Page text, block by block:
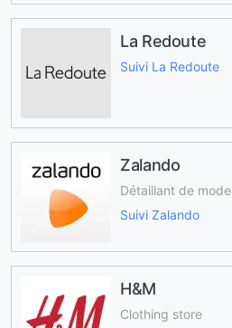
La Redoute
Suivi La Redoute
Zalando
Détaillant de mode
Suivi Zalando
H&M
Clothing store